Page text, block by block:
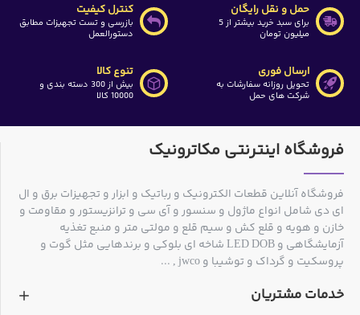
حمل و نقل رایگان
برای سبد خرید بیشتر از 5
میلیون تومان
کنترل کیفیت
بازرسی و تست تجهیزات مطابق
دستورالعمل
ارسال فوری
تحویل روزانه سفارشات به
شرکت های حمل
تنوع کالا
بیش از 300 دسته بندی و
10000 کالا
فروشگاه اینترنتی مکاترونیک
فروشگاه آنلاین قطعات الکترونیک و رباتیک و ابزار و تجهیزات برق و ال
ای دی شامل انواع ماژول و سنسور و آی سی و ترانزیستور و مقاومت و
خازن و هویه و قلع کش و سیم قلع و مولتی متر و منبع تغذیه
آزمایشگاهی و LED DOB شاخه ای بلوکی و برندهایی مثل گوت و
پروسکیت و گرداک و توشیبا و jwco , ...
خدمات مشتریان